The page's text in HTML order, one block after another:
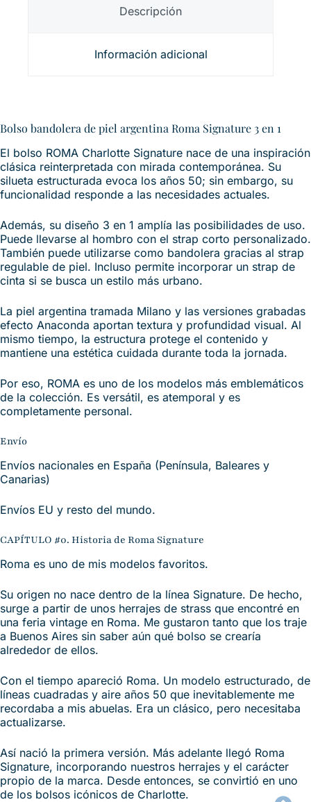
Descripción
Información adicional
Bolso bandolera de piel argentina Roma Signature 3 en 1
El bolso ROMA Charlotte Signature nace de una inspiración
clásica reinterpretada con mirada contemporánea. Su
silueta estructurada evoca los años 50; sin embargo, su
funcionalidad responde a las necesidades actuales.
Además, su diseño 3 en 1 amplía las posibilidades de uso.
Puede llevarse al hombro con el strap corto personalizado.
También puede utilizarse como bandolera gracias al strap
regulable de piel. Incluso permite incorporar un strap de
cinta si se busca un estilo más urbano.
La piel argentina tramada Milano y las versiones grabadas
efecto Anaconda aportan textura y profundidad visual. Al
mismo tiempo, la estructura protege el contenido y
mantiene una estética cuidada durante toda la jornada.
Por eso, ROMA es uno de los modelos más emblemáticos
de la colección. Es versátil, es atemporal y es
completamente personal.
Envío
Envíos nacionales en España (Península, Baleares y
Canarias)
Envíos EU y resto del mundo.
CAPÍTULO #0. Historia de Roma Signature
Roma es uno de mis modelos favoritos.
Su origen no nace dentro de la línea Signature. De hecho,
surge a partir de unos herrajes de strass que encontré en
una feria vintage en Roma. Me gustaron tanto que los traje
a Buenos Aires sin saber aún qué bolso se crearía
alrededor de ellos.
Con el tiempo apareció Roma. Un modelo estructurado, de
líneas cuadradas y aire años 50 que inevitablemente me
recordaba a mis abuelas. Era un clásico, pero necesitaba
actualizarse.
Así nació la primera versión. Más adelante llegó Roma
Signature, incorporando nuestros herrajes y el carácter
propio de la marca. Desde entonces, se convirtió en uno
de los bolsos icónicos de Charlotte.